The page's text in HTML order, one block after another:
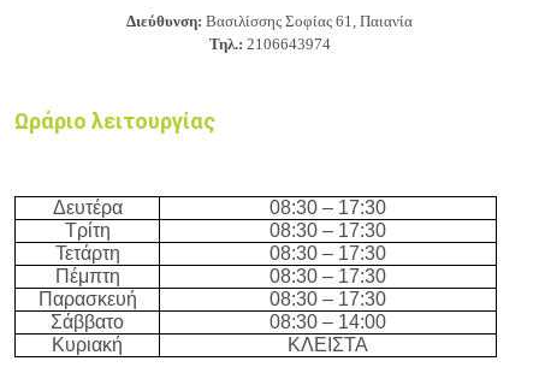
Διεύθυνση: Βασιλίσσης Σοφίας 61, Παιανία
Τηλ.: 2106643974
Ωράριο λειτουργίας
Δευτέρα
08:30 – 17:30
Τρίτη
08:30 – 17:30
Τετάρτη
08:30 – 17:30
Πέμπτη
08:30 – 17:30
Παρασκευή
08:30 – 17:30
Σάββατο
08:30 – 14:00
Κυριακή
ΚΛΕΙΣΤΑ